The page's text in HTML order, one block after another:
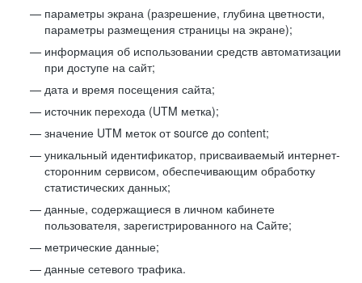
параметры экрана (разрешение, глубина цветности,
параметры размещения страницы на экране);
информация об использовании средств автоматизации
при доступе на сайт;
дата и время посещения сайта;
источник перехода (UTM метка);
значение UTM меток от source до content;
уникальный идентификатор, присваиваемый интернет-
сторонним сервисом, обеспечивающим обработку
статистических данных;
данные, содержащиеся в личном кабинете
пользователя, зарегистрированного на Сайте;
метрические данные;
данные сетевого трафика.